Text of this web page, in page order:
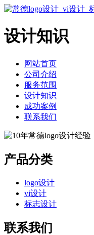
设计知识
网站首页
公司介绍
服务范围
设计知识
成功案例
联系我们
产品分类
logo设计
vi设计
标志设计
联系我们